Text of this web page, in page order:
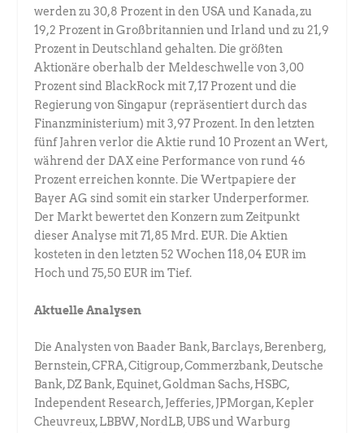
werden zu 30,8 Prozent in den USA und Kanada, zu
19,2 Prozent in Großbritannien und Irland und zu 21,9
Prozent in Deutschland gehalten. Die größten
Aktionäre oberhalb der Meldeschwelle von 3,00
Prozent sind BlackRock mit 7,17 Prozent und die
Regierung von Singapur (repräsentiert durch das
Finanzministerium) mit 3,97 Prozent. In den letzten
fünf Jahren verlor die Aktie rund 10 Prozent an Wert,
während der DAX eine Performance von rund 46
Prozent erreichen konnte. Die Wertpapiere der
Bayer AG sind somit ein starker Underperformer.
Der Markt bewertet den Konzern zum Zeitpunkt
dieser Analyse mit 71,85 Mrd. EUR. Die Aktien
kosteten in den letzten 52 Wochen 118,04 EUR im
Hoch und 75,50 EUR im Tief.
Aktuelle Analysen
Die Analysten von Baader Bank, Barclays, Berenberg,
Bernstein, CFRA, Citigroup, Commerzbank, Deutsche
Bank, DZ Bank, Equinet, Goldman Sachs, HSBC,
Independent Research, Jefferies, JPMorgan, Kepler
Cheuvreux, LBBW, NordLB, UBS und Warburg